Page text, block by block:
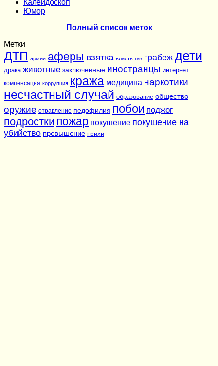
Калейдоскоп
Юмор
Полный список меток
Метки
ДТП армия аферы взятка власть газ грабеж дети
драка животные заключенные иностранцы интернет
компенсация коррупция кража медицина наркотики
несчастный случай образование общество
оружие отравление педофилия побои поджог
подростки пожар покушение покушение на
убийство превышение психи